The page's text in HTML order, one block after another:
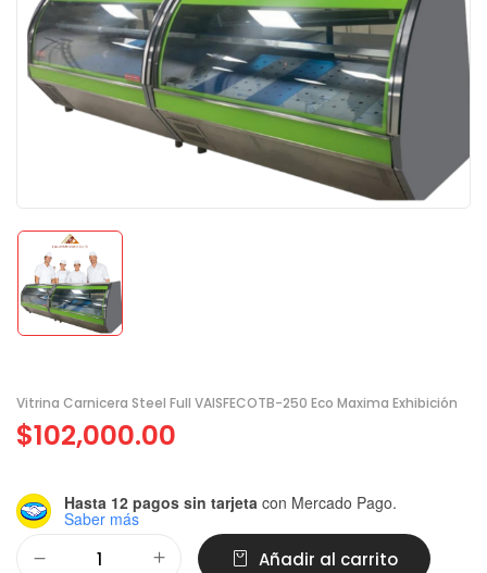
Vitrina Carnicera Steel Full VAISFECOTB-250 Eco Maxima Exhibición
$102,000.00
Hasta 12 pagos sin tarjeta con Mercado Pago.
Saber más
Añadir al carrito